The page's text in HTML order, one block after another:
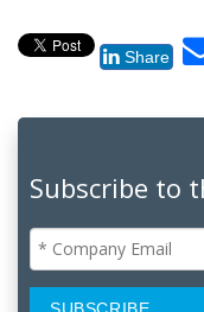
Share
Subscribe to